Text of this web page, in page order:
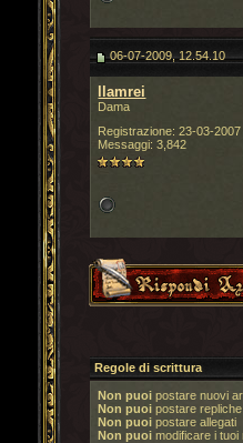
06-07-2009, 12.54.10
llamrei
Dama
Registrazione: 23-03-2007
Messaggi: 3,842
Regole di scrittura
Non puoi postare nuovi
Non puoi postare repliche
Non puoi postare allegati
Non puoi modificare i tuoi